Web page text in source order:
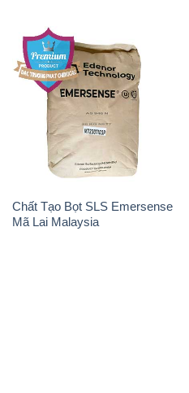
Chất Tạo Bọt SLS Emersense
Mã Lai Malaysia